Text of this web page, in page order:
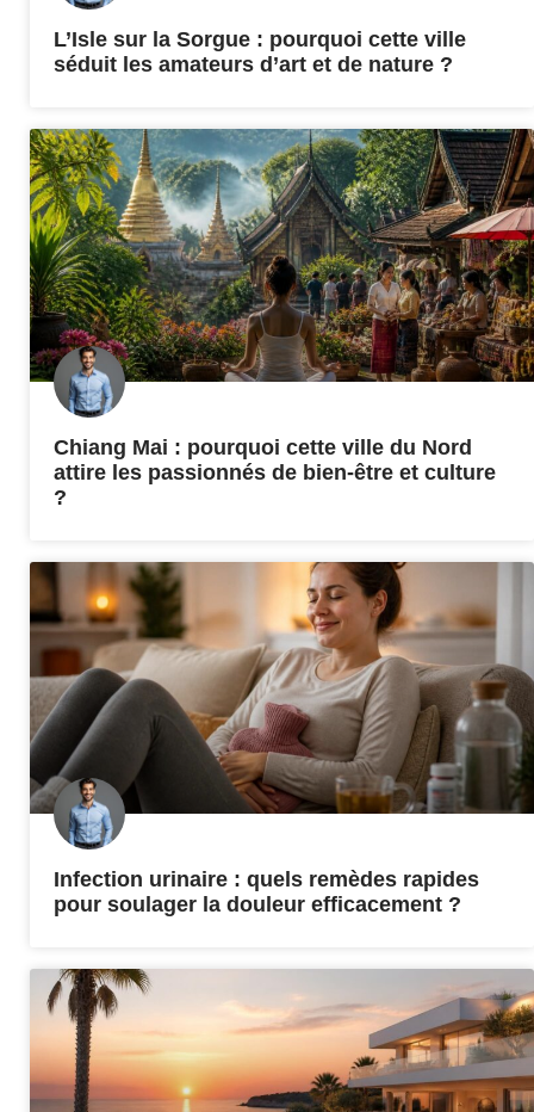
L’Isle sur la Sorgue : pourquoi cette ville
séduit les amateurs d’art et de nature ?
Chiang Mai : pourquoi cette ville du Nord
attire les passionnés de bien-être et culture
?
Infection urinaire : quels remèdes rapides
pour soulager la douleur efficacement ?